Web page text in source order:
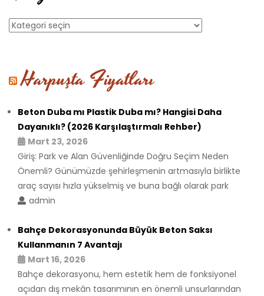
Kategoriler
Harpuşta Fiyatları
Beton Duba mı Plastik Duba mı? Hangisi Daha
Dayanıklı? (2026 Karşılaştırmalı Rehber)
Mart 23, 2026
Giriş: Park ve Alan Güvenliğinde Doğru Seçim Neden
Önemli? Günümüzde şehirleşmenin artmasıyla birlikte
araç sayısı hızla yükselmiş ve buna bağlı olarak park
admin
Bahçe Dekorasyonunda Büyük Beton Saksı
Kullanmanın 7 Avantajı
Mart 16, 2026
Bahçe dekorasyonu, hem estetik hem de fonksiyonel
açıdan dış mekân tasarımının en önemli unsurlarından